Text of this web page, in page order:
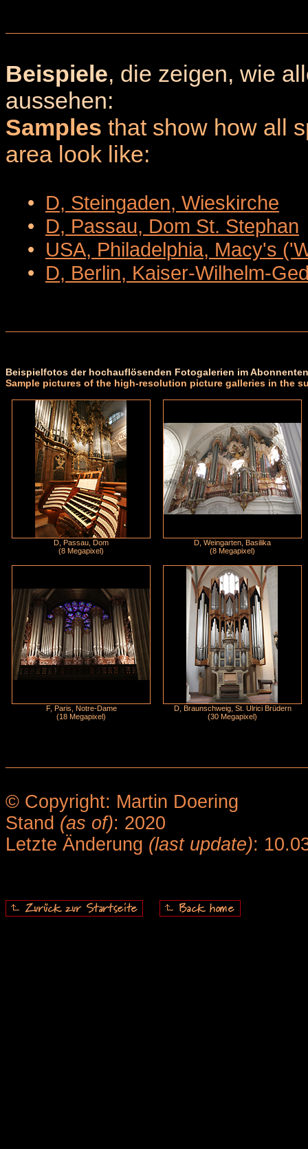
Beispiele, die zeigen, wie
aussehen:
Samples that show how all
area look like:
• D, Steingaden, Wieskirche
• D, Passau, Dom St. Stephan
• USA, Philadelphia, Macy's
• D, Berlin, Kaiser-Wilhelm-
Beispielfotos der hochauflösenden Fotogalerien im
Sample pictures of the high-resolution picture galleries in the
D, Passau, Dom
(8 Megapixel)
D, Weingarten, Basilika
(8 Megapixel)
F, Paris, Notre-Dame
(18 Megapixel)
D, Braunschweig, St. Ulrici Brüdern
(30 Megapixel)
© Copyright: Martin Doering
Stand (as of): 2020
Letzte Änderung (last update):